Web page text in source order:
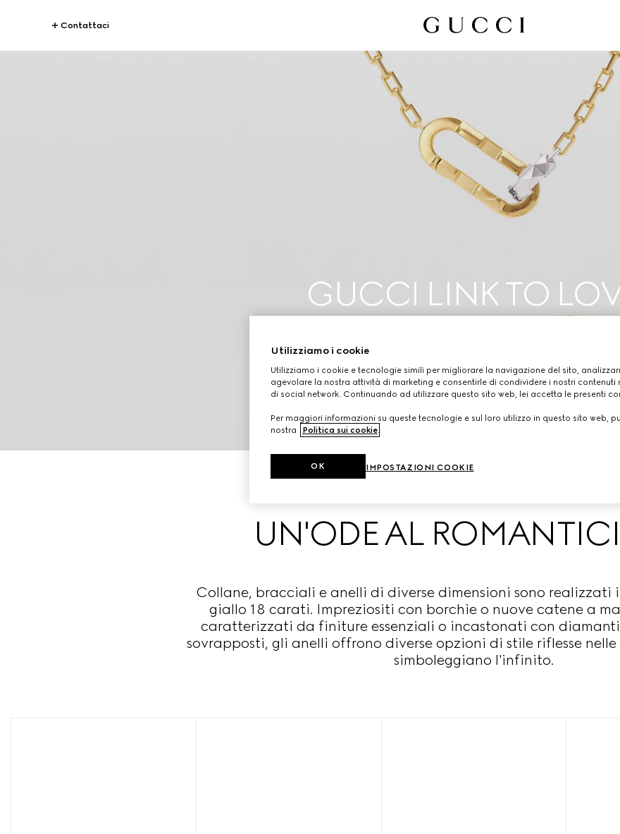
Contattaci
GUCCI LINK TO
UN'ODE AL
Collane, bracciali e anelli di diverse dimensioni sono realizzati
giallo 18 carati. Impreziositi con borchie o nuove catene a
caratterizzati da finiture essenziali o incastonati con
sovrapposti, gli anelli offrono diverse opzioni di stile riflesse
simboleggiano l'infinito.
Utilizziamo i cookie
Utilizziamo i cookie e tecnologie simili per migliorare la navigazione del sito,
agevolare la nostra attività di marketing e consentirle di condividere i nostri contenuti
di social network. Continuando ad utilizzare questo sito web, lei accetta le presenti
Per maggiori informazioni su queste tecnologie e sul loro utilizzo in questo sito web,
nostra
Politica sui cookie.
IMPOSTAZIONI COOKIE
OK